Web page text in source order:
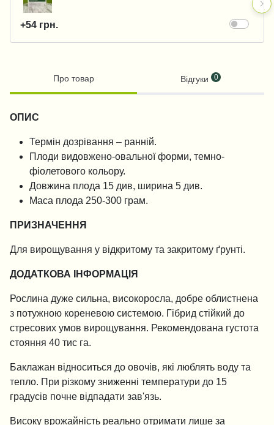
+54 грн.
Про товар Відгуки 0
ОПИС
Термін дозрівання – ранній.
Плоди видовжено-овальної форми, темно-
фіолетового кольору.
Довжина плода 15 див, ширина 5 див.
Маса плода 250-300 грам.
ПРИЗНАЧЕННЯ
Для вирощування у відкритому та закритому ґрунті.
ДОДАТКОВА ІНФОРМАЦІЯ
Рослина дуже сильна, високоросла, добре облистнена
з потужною кореневою системою. Гібрид стійкий до
стресових умов вирощування. Рекомендована густота
стояння 40 тис га.
Баклажан відноситься до овочів, які люблять воду та
тепло. При різкому зниженні температури до 15
градусів почне відпадати зав'язь.
Високу врожайність реально отримати лише за